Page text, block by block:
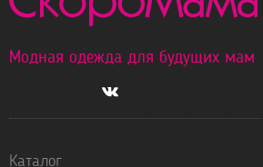
Модная одежда для будущих мам
Каталог